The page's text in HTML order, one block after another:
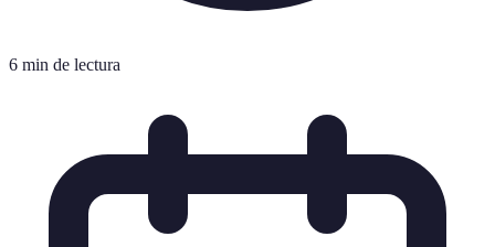
6 min de lectura